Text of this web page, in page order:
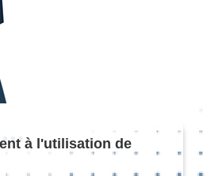
à l'utilisation de